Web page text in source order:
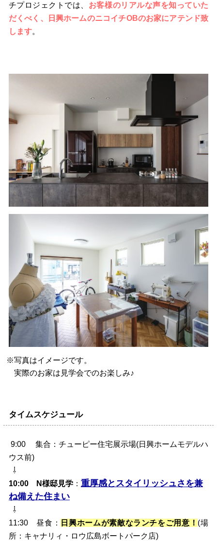
チプロジェクトでは、 お客様のリアルな声を知っていた
だくべく、日興ホームのニコイチOBのお家にアテンド致
します。
※写真はイメージです。
実際のお家は見学会でのお楽しみ♪
タイムスケジュール
9:00 集合 ：チューピー住宅展示場(日興ホームモデルハ
ウス前)
⇩
10:00
N様邸見学： 重厚感とスタイリッシュさを兼
ね備えた住まい
⇩
11:30
昼食 ： 日興ホームが素敵なランチをご用意！ (場
所：キャナリィ・ロウ広島ボートパーク店)